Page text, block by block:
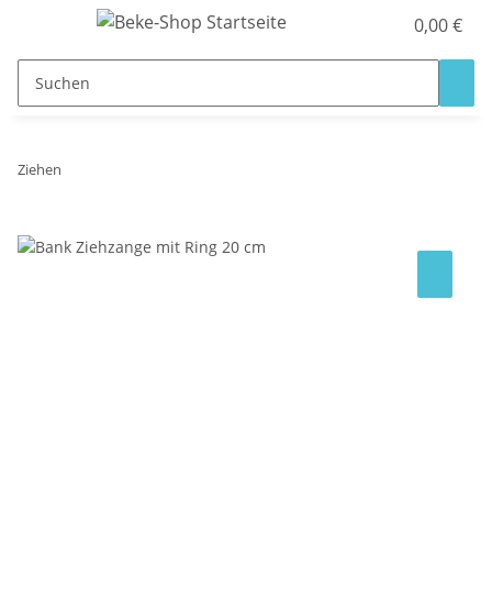
0,00 €
Ziehen